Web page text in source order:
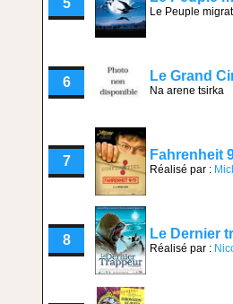
5
Le Peuple
6 Le Grand
Na arene tsirka
7 Fahrenheit
Réalisé par :
8 Le Dernier
Réalisé par :